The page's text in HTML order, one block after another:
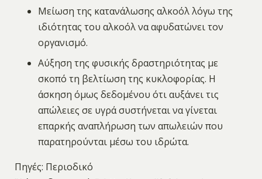
Μείωση της κατανάλωσης αλκοόλ λόγω της
ιδιότητας του αλκοόλ να αφυδατώνει τον
οργανισμό.
Αύξηση της φυσικής δραστηριότητας με
σκοπό τη βελτίωση της κυκλοφορίας. Η
άσκηση όμως δεδομένου ότι αυξάνει τις
απώλειες σε υγρά συστήνεται να γίνεται
επαρκής αναπλήρωση των απωλειών που
παρατηρούνται μέσω του ιδρώτα.
Πηγές: Περιοδικό